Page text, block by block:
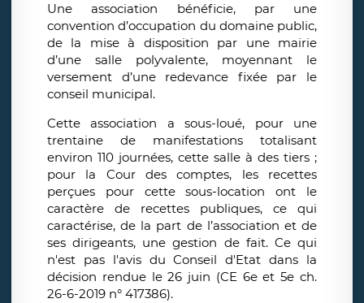
Une association bénéficie, par une
convention d’occupation du domaine public,
de la mise à disposition par une mairie
d’une salle polyvalente, moyennant le
versement d’une redevance fixée par le
conseil municipal.
Cette association a sous-loué, pour une
trentaine de manifestations totalisant
environ 110 journées, cette salle à des tiers ;
pour la Cour des comptes, les recettes
perçues pour cette sous-location ont le
caractère de recettes publiques, ce qui
caractérise, de la part de l’association et de
ses dirigeants, une gestion de fait. Ce qui
n'est pas l'avis du Conseil d'Etat dans la
décision rendue le 26 juin (CE 6e et 5e ch.
26-6-2019 n° 417386).